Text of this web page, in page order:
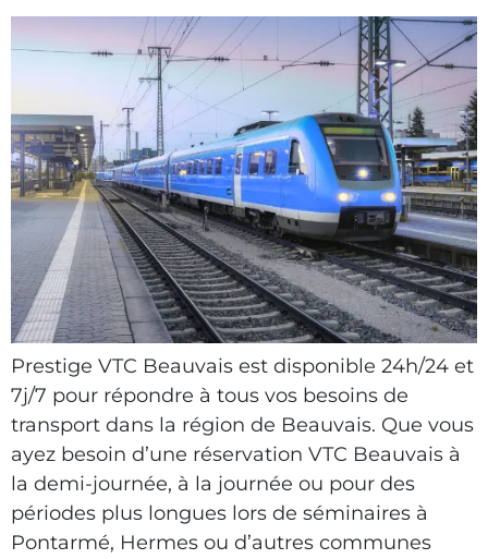
Prestige VTC Beauvais est disponible 24h/24 et
7j/7 pour répondre à tous vos besoins de
transport dans la région de Beauvais. Que vous
ayez besoin d’une réservation VTC Beauvais à
la demi-journée, à la journée ou pour des
périodes plus longues lors de séminaires à
Pontarmé, Hermes ou d’autres communes